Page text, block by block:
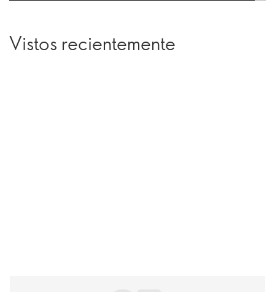
Vistos recientemente